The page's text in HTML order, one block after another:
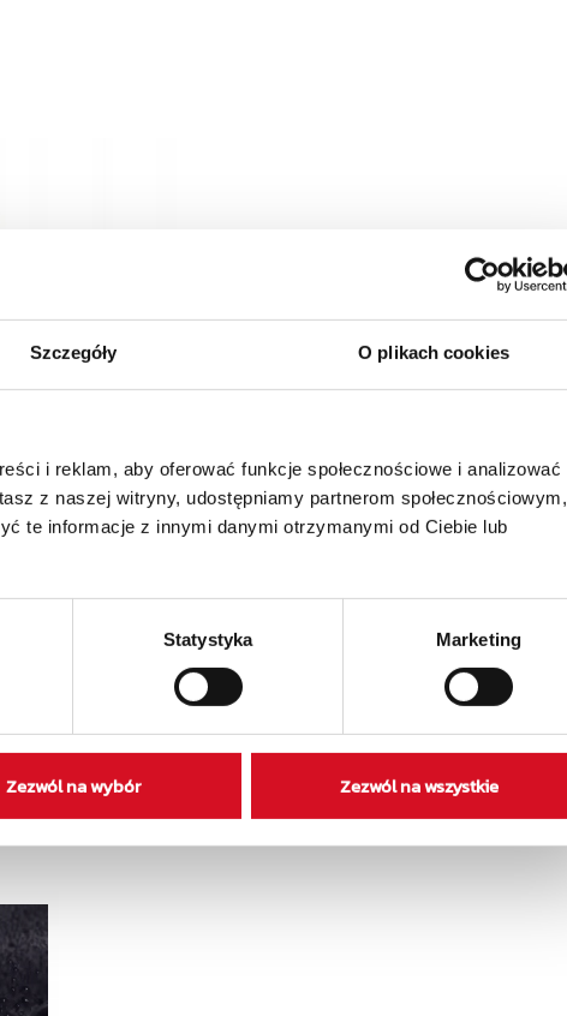
Szczegóły O plikach cookies
i reklam, aby oferować funkcje społecznościowe i analizować
z naszej witryny, udostępniamy partnerom społecznościowym,
te informacje z innymi danymi otrzymanymi od Ciebie lub
Statystyka Marketing
Zezwól na wybór Zezwól na wszystkie